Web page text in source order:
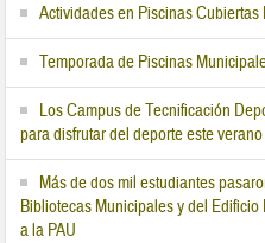
Actividades en Piscinas
Temporada de Piscinas
Los Campus de Tecnificación
para disfrutar del deporte este
Más de dos mil estudiantes
Bibliotecas Municipales y del
a la PAU